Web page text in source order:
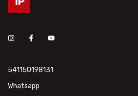
541150198131
Whatsapp